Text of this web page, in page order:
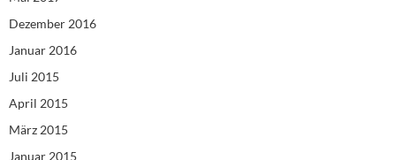
Dezember 2016
Januar 2016
Juli 2015
April 2015
März 2015
Januar 2015